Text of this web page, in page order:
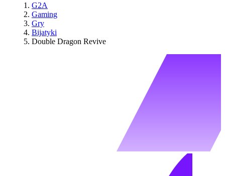
G2A
Gaming
Gry
Bijatyki
Double Dragon Revive